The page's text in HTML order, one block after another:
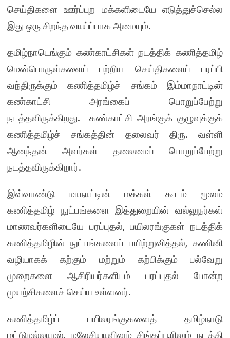
செய்திகளை ஊர்ப்புற மக்களிடையே எடுத்துச்செல்ல
இது ஒரு சிறந்த வாய்ப்பாக அமையும்.
தமிழ்நாடெங்கும் கண்காட்சிகள் நடத்திக் கணித்தமிழ்
மென்பொருள்களைப் பற்றிய செய்திகளைப் பரப்பி
வந்திருக்கும் கணித்தமிழ்ச் சங்கம் இம்மாநாட்டின்
கண்காட்சி அரங்கைப் பொறுப்பேற்று
நடத்தவிருக்கிறது. கண்காட்சி அரங்குக் குழுவுக்குக்
கணித்தமிழ்ச் சங்கத்தின் தலைவர் திரு. வள்ளி
ஆனந்தன் அவர்கள் தலைமைப் பொறுப்பேற்று
நடத்தவிருக்கிறார்.
இவ்வாண்டு மாநாட்டின் மக்கள் கூடம் மூலம்
கணித்தமிழ் நுட்பங்களை இத்துறையின் வல்லுநர்கள்
மாணவர்களிடையே பரப்புதல், பயிலரங்குகள் நடத்திக்
கணித்தமிழின் நுட்பங்களைப் பயிற்றுவித்தல், கணினி
வழியாகக் கற்கும் மற்றும் கற்பிக்கும் பல்வேறு
முறைகளை ஆசிரியர்களிடம் பரப்புதல் போன்ற
முயற்சிகளைச் செய்ய உள்ளனர்.
கணித்தமிழ்ப் பயிலரங்குகளைத் தமிழ்நாடு
மட்டுமல்லாமல், மலேசியாவிலும் சிங்கப்பூரிலும் நடத்தி